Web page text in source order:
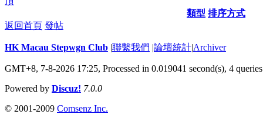
類型 排序方式
返回首頁 發帖
HK Macau Stepwgn Club |聯繫我們 |論壇統計|Archiver
GMT+8, 7-8-2026 17:25, Processed in 0.019041 second(s), 4 queries
Powered by Discuz! 7.0.0
© 2001-2009 Comsenz Inc.